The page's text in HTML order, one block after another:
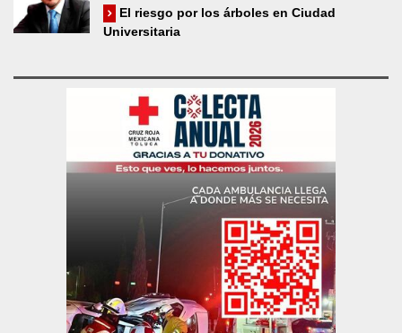
El riesgo por los árboles en Ciudad
Universitaria